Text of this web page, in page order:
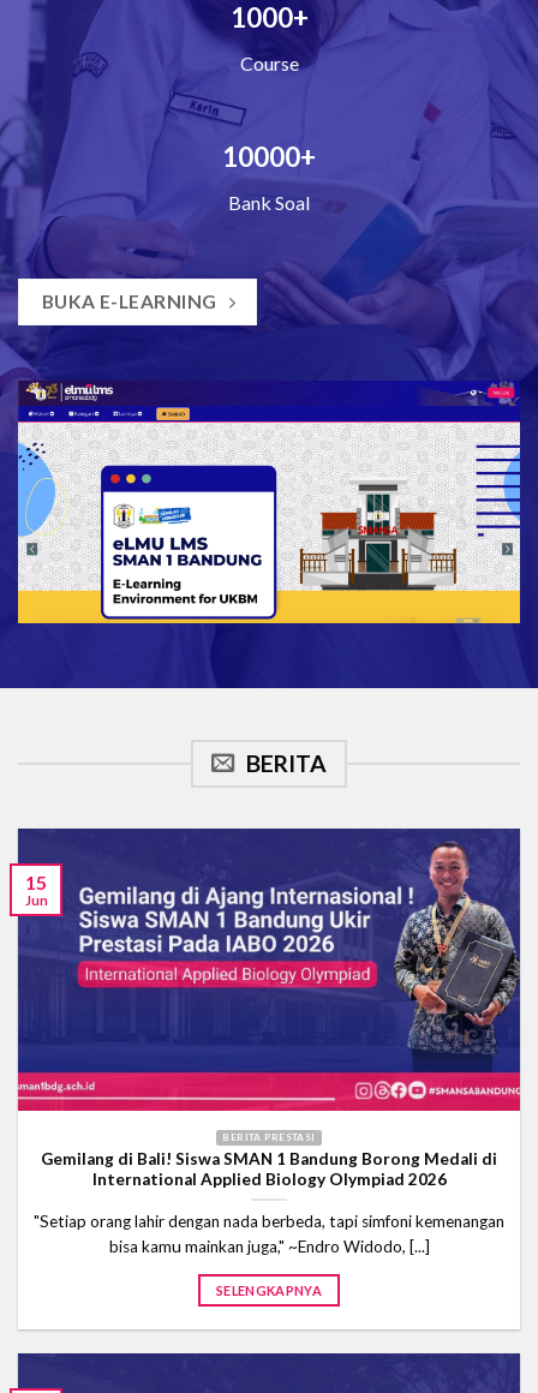
1000+
Course
10000+
Bank Soal
BUKA E-LEARNING
$500. This is an incredible offer that you won’t find at many other
is a great choice for any online gambler.
BERITA
BERITA PRESTASI
Gemilang di Bali! Siswa SMAN 1 Bandung Borong Medali di
International Applied Biology Olympiad 2026
"Setiap orang lahir dengan nada berbeda, tapi simfoni kemenangan
bisa kamu mainkan juga," ~Endro Widodo, [...]
SELENGKAPNYA
15
Jun